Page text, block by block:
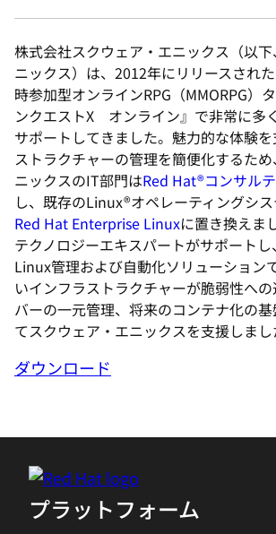
株式会社スクウェア・エニックス（以
ニックス）は、2012年にリリースされ
時参加型オンラインRPG（MMORPG）
ンクエストX オンライン』で非常に多
サポートしてきました。魅力的な体験
ストラクチャーの管理を簡便化するた
ニックスのIT部門はRed Hat®コンサル
し、既存のLinux®オペレーティングシ
Red Hat Enterprise Linuxに置き換えま
テクノロジーエキスパートがサポート
Linux管理および自動化ソリューション
いインフラストラクチャーが脆弱性へ
バーの一元管理、将来のコンテナ化の
てスクウェア・エニックスを支援しまし
ダウンロード
プラットフォーム